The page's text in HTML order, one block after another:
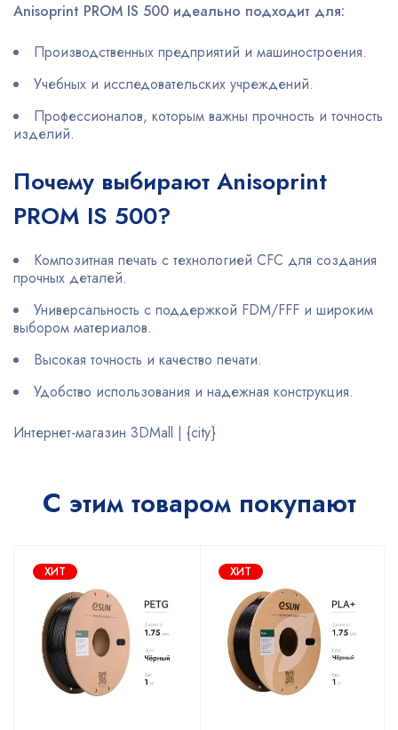
Anisoprint PROM IS 500 идеально подходит для:
Производственных предприятий и машиностроения.
Учебных и исследовательских учреждений.
Профессионалов, которым важны прочность и точность
изделий.
Почему выбирают Anisoprint
PROM IS 500?
Композитная печать с технологией CFC для создания
прочных деталей.
Универсальность с поддержкой FDM/FFF и широким
выбором материалов.
Высокая точность и качество печати.
Удобство использования и надежная конструкция.
Интернет-магазин 3DMall | {city}
С этим товаром покупают
ХИТ ХИТ